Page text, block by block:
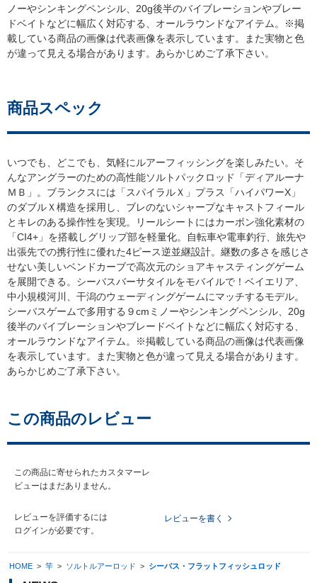
ノーやシンキングペンシル、20g後半のバイブレーションやブレー
ドベイトなどに幅広く対応する、オールラウンドなアイテム。※掲
載している商品の画像は代表画像を表示しています。また実物と色
が違って見える場合があります。あらかじめご了承下さい。
商品スペック
いつでも、どこでも、気軽にルアーフィッシングを楽しみたい。そ
んなアングラーのための高性能ソルトパックロッド「ディアルーナ
ＭＢ」。ブランクスには「スパイラルＸ」プラス「ハイパワーX」
のダブルＸ構造を採用し、ブレのないシャープなキャストフィール
とキレのある操作性を実現。リールシートにはカーボン強化素材の
「CI4+」を搭載しグリップ部を軽量化。自転車や電車釣行、旅先
出張先での携行性に優れた4ピース逆並継設計。継数の多さを感じさ
せない美しいベンドカーブで高次元のショアキャスティングゲーム
を展開できる。シーバスバーサタイルをモバイルで！ベイエリア、
中小規模河川、干潟のウェーディングゲームにマッチするモデル。
シーバスゲームで多用する９cmミノーやシンキングペンシル、20g
後半のバイブレーションやブレードベイトなどに幅広く対応する、
オールラウンドなアイテム。※掲載している商品の画像は代表画像
を表示しています。また実物と色が違って見える場合があります。
あらかじめご了承下さい。
この商品のレビュー
この商品に寄せられたカスタマーレ
ビューはまだありません。
レビューを評価するには
ログインが必要です。
レビューを書く
HOME > 竿 > ソルトルアーロッド > シーバス・フラットフィッシュロッド